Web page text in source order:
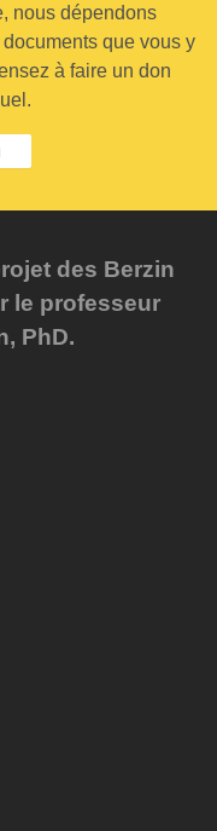
nous dépendons
que vous y
à faire un don
des Berzin
le professeur
PhD.